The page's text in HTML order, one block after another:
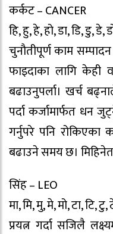
कर्कट – CANCER
हि, हु, हे, हो, डा, डि, डु, डे,
चुनाैतीपूर्ण काम
फाइदाका लागि केही
बढाउनुपर्ला। खर्च
पर्दा कर्जामार्फत धन
गर्नुपरे पनि रोकिएका
बढाउने समय छ।
सिंह – LEO
मा, मि, मु, मे, मो, टा, टि, टु,
प्रयत्न गर्दा सजिलै